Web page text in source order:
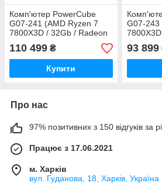
Комп'ютер PowerCube
G07-241 (AMD Ryzen 7
7800X3D / 32Gb / Radeon
RX 9070 XT 16Gb / SSD
2Tb / 850W / ARGB)
110 499 ₴
Купити
G07-243
RX 9070
750W /
93 899
Про нас
97% позитивних з 150 відгуків за
Працює з 17.06.2021
м. Харків
вул. Гуданова, 18, Харків, Україна